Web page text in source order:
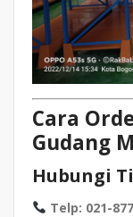
Cara
Gudang
Hubungi
Telp: 021-